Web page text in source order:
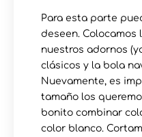
Para esta parte
deseen. Colocamos
nuestros adornos
clásicos y la bola
Nuevamente, es
tamaño los
bonito combinar
color blanco.